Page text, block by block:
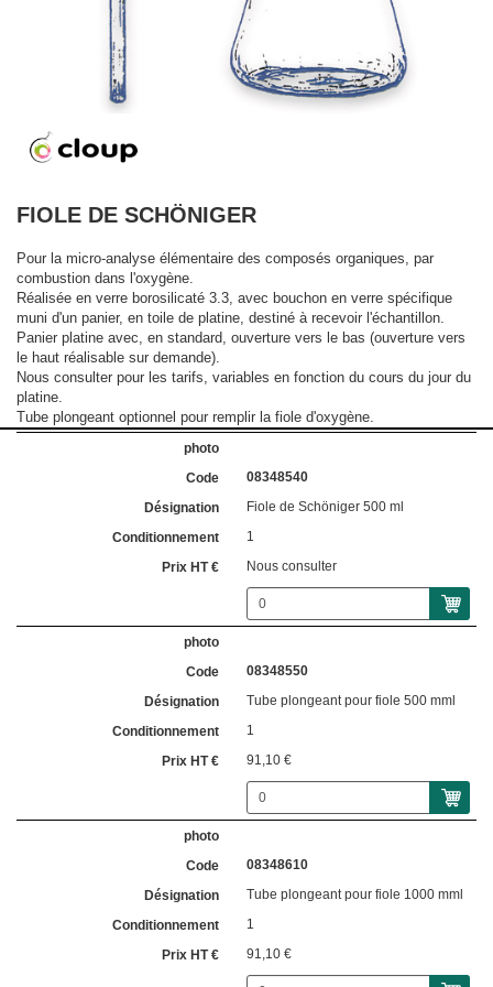
FIOLE DE SCHÖNIGER
Pour la micro-analyse élémentaire des composés organiques, par
combustion dans l'oxygène.
Réalisée en verre borosilicaté 3.3, avec bouchon en verre spécifique
muni d'un panier, en toile de platine, destiné à recevoir l'échantillon.
Panier platine avec, en standard, ouverture vers le bas (ouverture vers
le haut réalisable sur demande).
Nous consulter pour les tarifs, variables en fonction du cours du jour du
platine.
Tube plongeant optionnel pour remplir la fiole d'oxygène.
08348540
Fiole de Schöniger 500 ml
1
Nous consulter
08348550
Tube plongeant pour fiole 500 mml
1
91,10 €
08348610
Tube plongeant pour fiole 1000 mml
1
91,10 €